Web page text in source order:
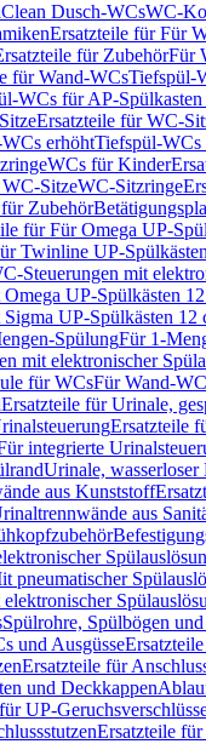
Dusch-WCsWC-
Ersatzteile für Für
für ZubehörFür
für Wand-WCsTiefspül-
WCs für AP-Spülkasten
Ersatzteile für WC-
erhöhtTiefspül-WCs
WCs für Kinder
SitzeWC-Sitzringe
Zubehör
für Für Omega UP-
Twinline UP-Spülkästen
Steuerungen mit
UP-Spülkästen
UP-Spülkästen 12
SpülungFür 1-
mit elektronischer
für WCsFür Wand-
Ersatzteile für Urinale,
Ersatzteile
integrierte
Urinale, wasserloser
aus Kunststoff
aus
pneumatischer
Spülrohre, Spülbögen
und Ausgüsse
Ersatzteile für
und Deckkappen
UP-
Ersatzteile für